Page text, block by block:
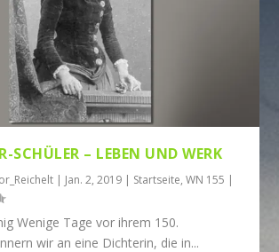
SCHÜLER – LEBEN UND WERK
| Jan. 2, 2019 | Startseite,WN 155 |
Wenige Tage vor ihrem 150.
wir an eine Dichterin, die in...